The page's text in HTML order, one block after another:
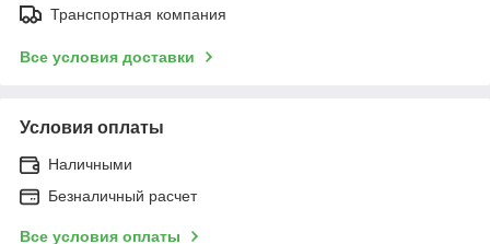
Транспортная компания
Все условия доставки
Условия оплаты
Наличными
Безналичный расчет
Все условия оплаты